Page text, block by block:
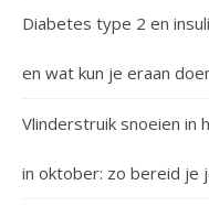
Diabetes type 2 en
en wat kun je eraan
Vlinderstruik snoeien in
in oktober: zo bereid je